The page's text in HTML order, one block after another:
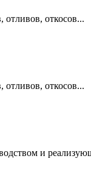
отливов, откосов...
отливов, откосов...
и